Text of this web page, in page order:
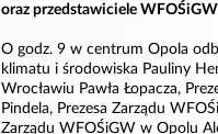
oraz przedstawiciele
O godz. 9 w centrum Opola
klimatu i środowiska Pauliny
Wrocławiu Pawła Łopacza,
Pindela, Prezesa Zarządu
Zarządu WFOŚiGW w Opolu